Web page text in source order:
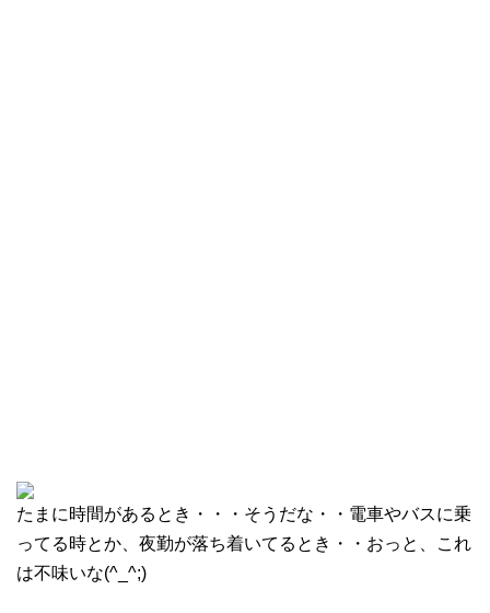
たまに時間があるとき・・・そうだな・・電車やバスに乗
ってる時とか、夜勤が落ち着いてるとき・・おっと、これ
は不味いな(^_^;)